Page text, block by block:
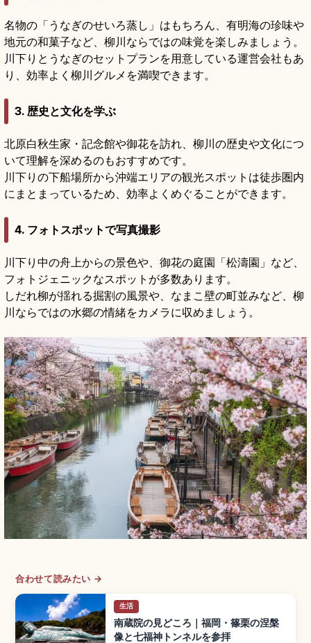
名物の「うなぎのせいろ蒸し」はもちろん、有明海の珍味や
地元の和菓子など、柳川ならではの味覚を楽しみましょう。
川下りとうなぎのセットプランを用意している運営会社もあ
り、効率よく柳川グルメを満喫できます。
3. 歴史と文化を学ぶ
北原白秋生家・記念館や御花を訪れ、柳川の歴史や文化につ
いて理解を深めるのもおすすめです。
川下りの下船場所から沖端エリアの観光スポットは徒歩圏内
にまとまっているため、効率よくめぐることができます。
4. フォトスポットで写真撮影
川下り中の舟上からの景色や、御花の庭園「松濤園」など、
フォトジェニックなスポットが多数あります。
しだれ柳が揺れる掘割の風景や、なまこ壁の町並みなど、柳
川ならではの水郷の情緒をカメラに収めましょう。
合わせて読みたい →
生活
南蔵院の見どころ｜福岡・篠栗の涅槃
像と七福神トンネルを参拝